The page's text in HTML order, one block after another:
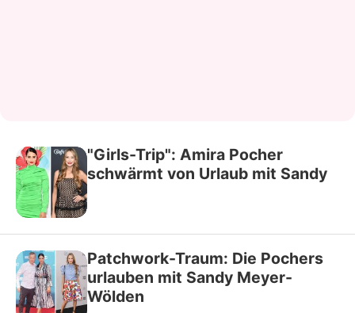
"Girls-Trip": Amira Pocher
schwärmt von Urlaub mit Sandy
Patchwork-Traum: Die Pochers
urlauben mit Sandy Meyer-
Wölden